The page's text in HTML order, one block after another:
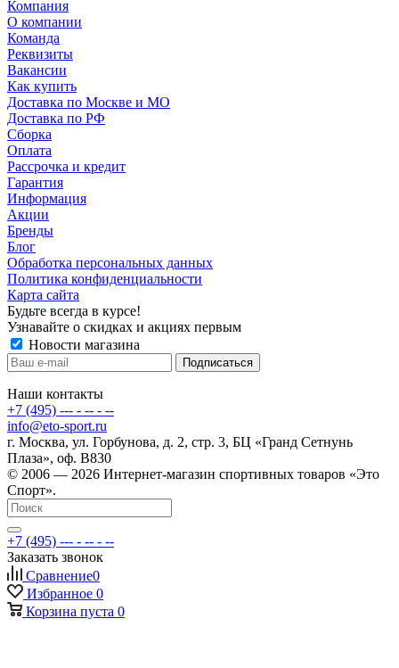
Компания
О компании
Команда
Реквизиты
Вакансии
Как купить
Доставка по Москве и МО
Доставка по РФ
Сборка
Оплата
Рассрочка и кредит
Гарантия
Информация
Акции
Бренды
Блог
Обработка персональных данных
Политика конфиденциальности
Карта сайта
Будьте всегда в курсе!
Узнавайте о скидках и акциях первым
Новости магазина
Наши контакты
+7 (495) --- - -- - --
info@eto-sport.ru
г. Москва, ул. Горбунова, д. 2, стр. 3, БЦ «Гранд Сетнунь
Плаза», оф. В830
© 2006 — 2026 Интернет-магазин спортивных товаров «Это
Спорт».
+7 (495) --- - -- - --
Заказать звонок
Сравнение0
Избранное 0
Корзина пуста 0